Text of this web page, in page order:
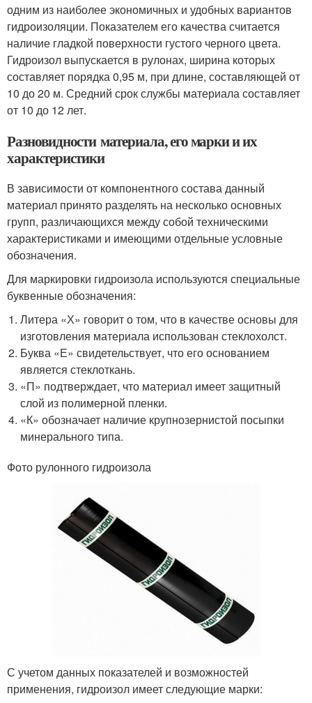
одним из наиболее экономичных и удобных вариантов
гидроизоляции. Показателем его качества считается
наличие гладкой поверхности густого черного цвета.
Гидроизол выпускается в рулонах, ширина которых
составляет порядка 0,95 м, при длине, составляющей от
10 до 20 м. Средний срок службы материала составляет
от 10 до 12 лет.
Разновидности материала, его марки и их
характеристики
В зависимости от компонентного состава данный
материал принято разделять на несколько основных
групп, различающихся между собой техническими
характеристиками и имеющими отдельные условные
обозначения.
Для маркировки гидроизола используются специальные
буквенные обозначения:
Литера «Х» говорит о том, что в качестве основы для
изготовления материала использован стеклохолст.
Буква «Е» свидетельствует, что его основанием
является стеклоткань.
«П» подтверждает, что материал имеет защитный
слой из полимерной пленки.
«К» обозначает наличие крупнозернистой посыпки
минерального типа.
Фото рулонного гидроизола
С учетом данных показателей и возможностей
применения, гидроизол имеет следующие марки: